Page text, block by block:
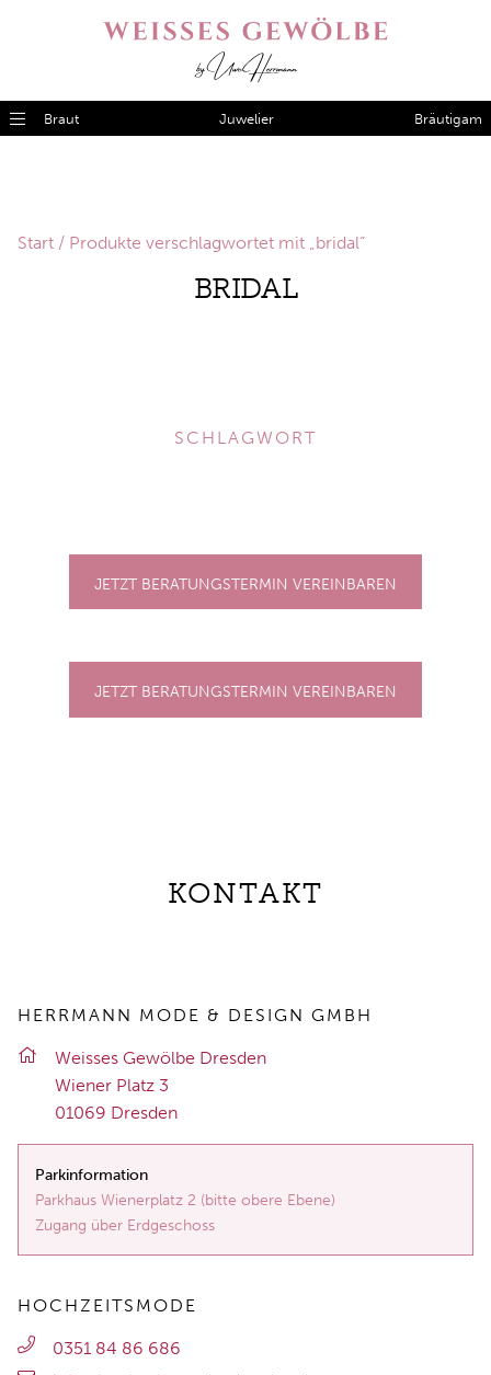
Braut Juwelier Bräutigam
Start / Produkte verschlagwortet mit „bridal“
BRIDAL
SCHLAGWORT
JETZT BERATUNGSTERMIN VEREINBAREN
JETZT BERATUNGSTERMIN VEREINBAREN
KONTAKT
HERRMANN MODE & DESIGN GMBH
Weis­ses Ge­wöl­be Dres­den
Wie­ner Platz 3
01069 Dres­den
Parkinformation
Parkhaus Wienerplatz 2 (bitte obere Ebene)
Zugang über Erdgeschoss
HOCHZEITSMODE
0351 84 86 686